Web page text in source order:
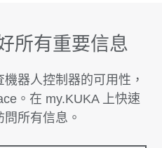
所有重要信息
器人控制器的可用性，
。在 my.KUKA 上快速
所有信息。